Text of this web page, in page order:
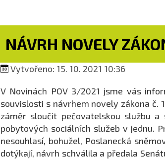
NÁVRH NOVELY
Vytvořeno: 15. 10. 2021 10:36
V Novinách POV 3/2021 jsme vás
souvislosti s návrhem novely zákona č.
záměr sloučit pečovatelskou službu
pobytových sociálních služeb v jednu.
nesouhlasí, bohužel, Poslanecká
dotýkají, návrh schválila a předala